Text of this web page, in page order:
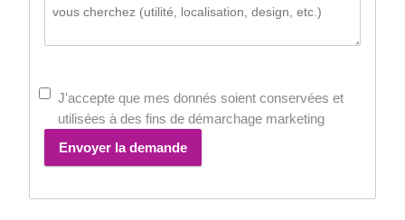
J'accepte que mes donnés soient conservées et
utilisées à des fins de démarchage marketing
Envoyer la demande